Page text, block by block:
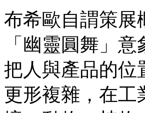
布希歐自謂策展
「幽靈圓舞」
把人與產品的位
更形複雜，在工